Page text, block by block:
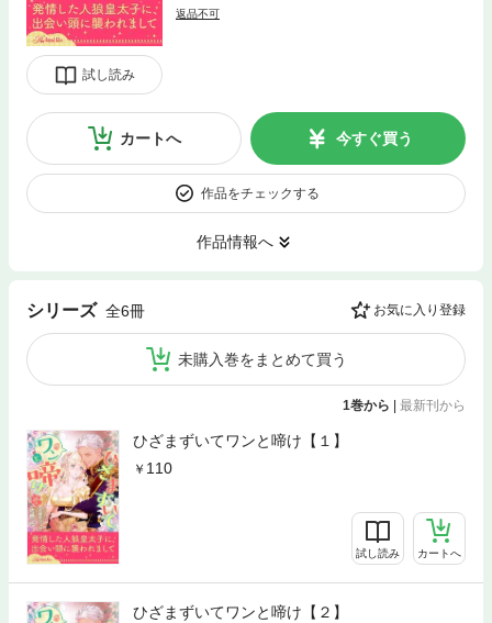
試し読み
返品不可
カートへ 今すぐ買う
作品をチェックする
作品情報へ
シリーズ 全6冊 お気に入り登録
未購入巻をまとめて買う
1巻から | 最新刊から
ひざまずいてワンと啼け【１】
110
試し読み カートへ
ひざまずいてワンと啼け【２】